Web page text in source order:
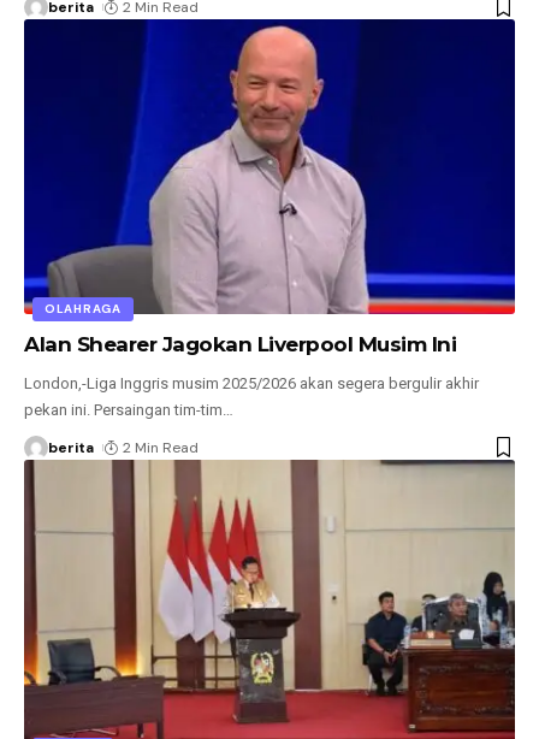
berita 2 Min Read
OLAHRAGA
Alan Shearer Jagokan Liverpool Musim Ini
London,-Liga Inggris musim 2025/2026 akan segera bergulir akhir
pekan ini. Persaingan tim-tim
berita 2 Min Read